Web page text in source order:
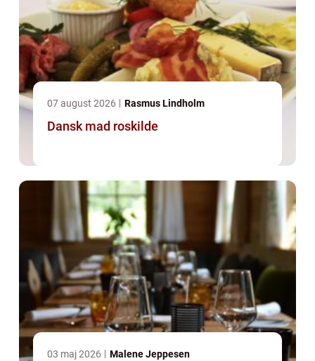
07 august 2026 Rasmus Lindholm
Dansk mad roskilde
03 maj 2026 Malene Jeppesen